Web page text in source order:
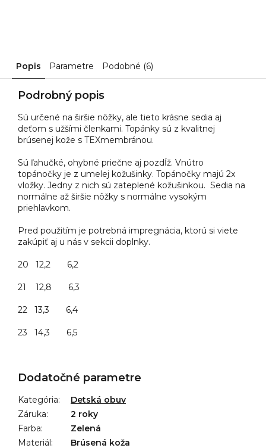
Popis Parametre Podobné (6)
Podrobný popis
Sú určené na širšie nôžky, ale tieto krásne sedia aj
deťom s užšími členkami. Topánky sú z kvalitnej
brúsenej kože s TEXmembránou.
Sú ľahučké, ohybné priečne aj pozdĺž. Vnútro
topánočky je z umelej kožušinky. Topánočky majú 2x
vložky. Jedny z nich sú zateplené kožušinkou. Sedia na
normálne až širšie nôžky s normálne vysokým
priehlavkom.
Pred použitím je potrebná impregnácia, ktorú si viete
zakúpiť aj u nás v sekcii doplnky.
20 12,2 6,2
21 12,8 6,3
22 13,3 6,4
23 14,3 6,5
Dodatočné parametre
Kategória:
Detská obuv
Záruka:
2 roky
Farba:
Zelená
Materiál: Brúsená koža